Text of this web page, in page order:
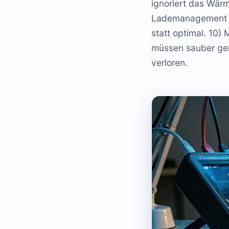
ignoriert das
statt optimal. 10)
müssen sauber
verloren.